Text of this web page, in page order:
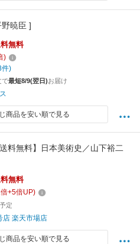
暁臣 ]
無料
)
件)
で最短8/9(翌日)お届け
商品を安い順で見る
送料無料】日本美術史／山下裕二
無料
倍+5倍UP)
定
店 楽天市場店
商品を安い順で見る